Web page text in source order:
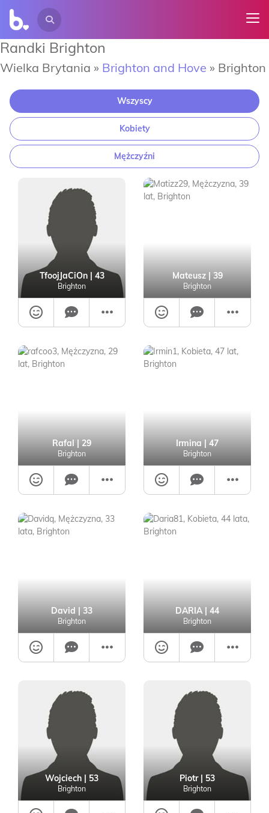
Randki Brighton
Wielka Brytania » Brighton and Hove » Brighton
Wszyscy
Kobiety
Mężczyźni
TfoojJaCiOn| 43
Brighton
Mateusz| 39
Brighton
Rafal | 29
Brighton
Irmina | 47
Brighton
David | 33
Brighton
DARIA | 44
Brighton
Wojciech | 53
Brighton
Piotr| 53
Brighton